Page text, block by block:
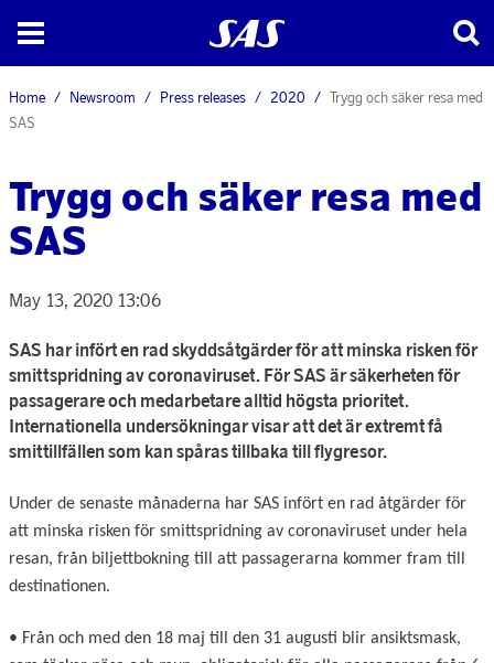
Home Newsroom Press releases 2020
Trygg och säker resa med
SAS
Trygg och säker resa med
SAS
May 13, 2020 13:06
SAS har infört en rad skyddsåtgärder för att minska risken för
smittspridning av coronaviruset. För SAS är säkerheten för
passagerare och medarbetare alltid högsta prioritet.
Internationella undersökningar visar att det är extremt få
smittillfällen som kan spåras tillbaka till flygresor.
Under de senaste månaderna har SAS infört en rad åtgärder för
att minska risken för smittspridning av coronaviruset under hela
resan, från biljettbokning till att passagerarna kommer fram till
destinationen.
• Från och med den 18 maj till den 31 augusti blir ansiktsmask,